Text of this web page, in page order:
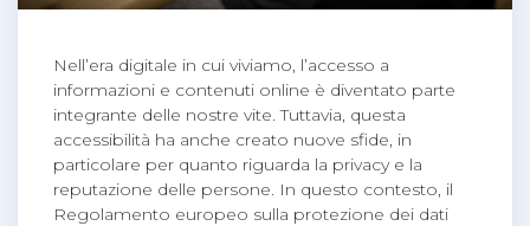
Nell’era digitale in cui viviamo, l’accesso a
informazioni e contenuti online è diventato parte
integrante delle nostre vite. Tuttavia, questa
accessibilità ha anche creato nuove sfide, in
particolare per quanto riguarda la privacy e la
reputazione delle persone. In questo contesto, il
Regolamento europeo sulla protezione dei dati